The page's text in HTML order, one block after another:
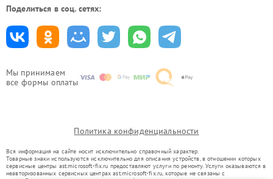
Мы принимаем
все формы оплаты
Поделиться в соц. сетях:
Политика конфиденциальности
Вся информация на сайте носит исключительно справочный характер.
Товарные знаки используются исключительно для описания устройств, в отношении которых
сервисные центры ast.microsoft-fix.ru предоставляют услуги по ремонту. Услуги оказываются в
неавторизованных сервисных центрах ast.microsoft-fix.ru, которые не связаны с